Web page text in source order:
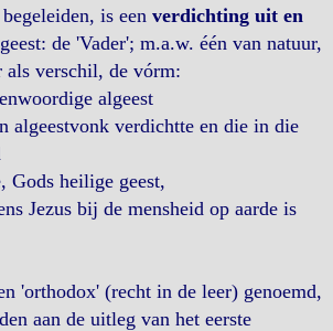
is een verdichting uit en
de 'Vader'; m.a.w. één van natuur,
als verschil, de vórm:
algeest
algeestvonk verdichtte en die in die
Gods heilige geest,
Jezus bij de mensheid op aarde is
'orthodox' (recht in de leer) genoemd,
aan de uitleg van het eerste